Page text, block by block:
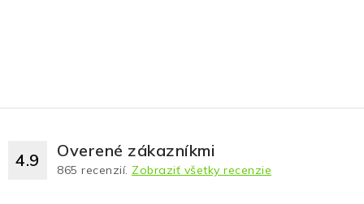
4.9 Overené zákazníkmi
865 recenzií. Zobraziť všetky recenzie